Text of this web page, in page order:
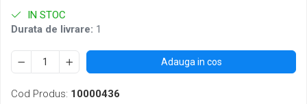
IN STOC
Durata de livrare: 1
Adauga in cos
Cod Produs: 10000436